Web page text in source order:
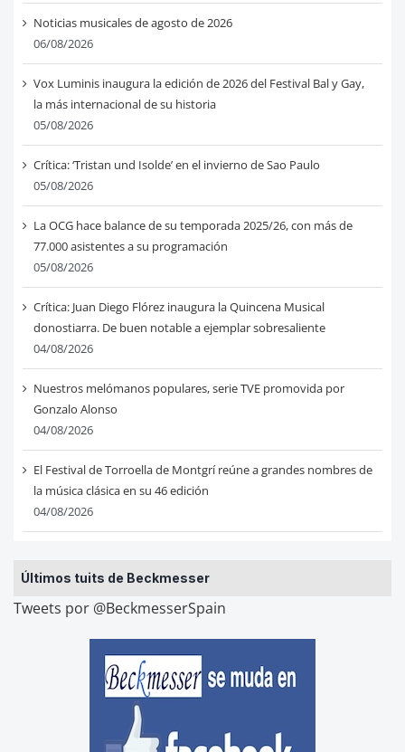
Noticias musicales de agosto de 2026
06/08/2026
Vox Luminis inaugura la edición de 2026 del Festival Bal y Gay,
la más internacional de su historia
05/08/2026
Crítica: ‘Tristan und Isolde’ en el invierno de Sao Paulo
05/08/2026
La OCG hace balance de su temporada 2025/26, con más de
77.000 asistentes a su programación
05/08/2026
Crítica: Juan Diego Flórez inaugura la Quincena Musical
donostiarra. De buen notable a ejemplar sobresaliente
04/08/2026
Nuestros melómanos populares, serie TVE promovida por
Gonzalo Alonso
04/08/2026
El Festival de Torroella de Montgrí reúne a grandes nombres de
la música clásica en su 46 edición
04/08/2026
Últimos tuits de Beckmesser
Tweets por @BeckmesserSpain